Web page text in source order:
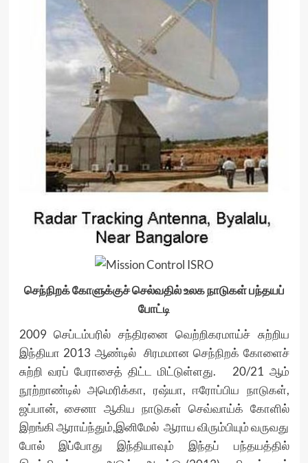
செந்நிறக் கோளுக்குச் செல்வதில் உலக நாடுகள் பந்தயப்
போட்டி
2009 செப்டம்பரில் சந்திரனை வெற்றிகரமாய்ச் சுற்றிய
இந்தியா 2013 ஆண்டில் சிரமமான செந்நிறக் கோளைச்
சுற்றி வரப் பேராசைத் திட்ட மிட்டுள்ளது. 20/21 ஆம்
நூற்றாண்டில் அமெரிக்கா, ரஷ்யா, ஈரோப்பிய நாடுகள்,
ஜப்பான், சைனா ஆகிய நாடுகள் செவ்வாய்க் கோளில்
இறங்கி ஆராய்ந்தும்,இனிமேல் ஆராய விரும்பியும் வருவது
போல் இப்போது இந்தியாவும் இந்தப் பந்தயத்தில்